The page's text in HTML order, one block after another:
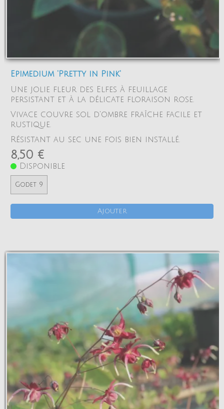
Epimedium 'Pretty in Pink'
Une jolie fleur des Elfes à feuillage
persistant et à la délicate floraison rose.
Vivace couvre sol d'ombre fraîche facile et
rustique.
Résistant au sec une fois bien installé.
8,50 €
Disponible
Godet 9
Ajouter